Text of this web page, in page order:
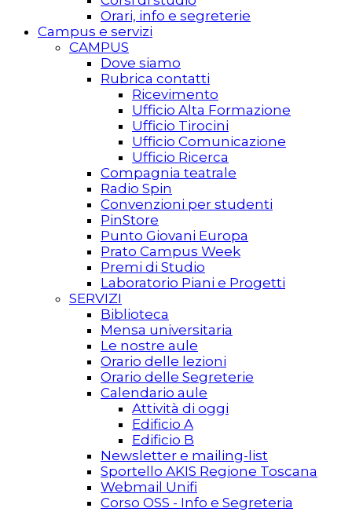
Orari, info e segreterie
Campus e servizi
CAMPUS
Dove siamo
Rubrica contatti
Ricevimento
Ufficio Alta Formazione
Ufficio Tirocini
Ufficio Comunicazione
Ufficio Ricerca
Compagnia teatrale
Radio Spin
Convenzioni per studenti
PinStore
Punto Giovani Europa
Prato Campus Week
Premi di Studio
Laboratorio Piani e Progetti
SERVIZI
Biblioteca
Mensa universitaria
Le nostre aule
Orario delle lezioni
Orario delle Segreterie
Calendario aule
Attività di oggi
Edificio A
Edificio B
Newsletter e mailing-list
Sportello AKIS Regione Toscana
Webmail Unifi
Corso OSS - Info e Segreteria